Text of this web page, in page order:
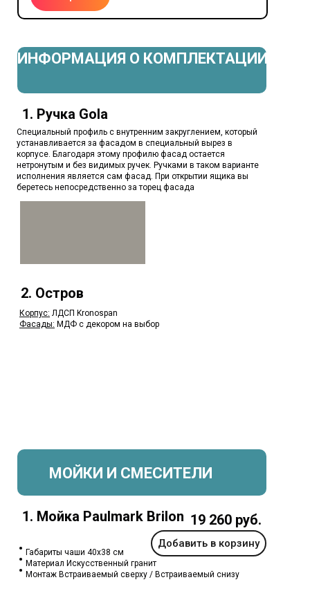
Корпус: ЛДСП Kronospan
Фасады: МДФ с декором на выбор
2. Остров
Специальный профиль с внутренним закруглением, который
устанавливается за фасадом в специальный вырез в
корпусе. Благодаря этому профилю фасад остается
нетронутым и без видимых ручек. Ручками в таком варианте
исполнения является сам фасад. При открытии ящика вы
беретесь непосредственно за торец фасада
1. Ручка Gola
ИНФОРМАЦИЯ О КОМПЛЕКТАЦИИ
Добавить в корзину
19 260 руб.
Габариты чаши 40x38 см
Материал Искусственный гранит
Монтаж Встраиваемый сверху / Встраиваемый снизу
1. Мойка Paulmark Brilon
МОЙКИ И СМЕСИТЕЛИ